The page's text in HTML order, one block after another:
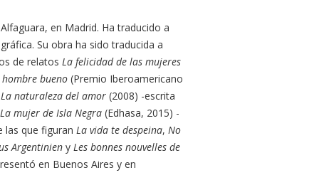
en Madrid. Ha traducido a
Su obra ha sido traducida a
de relatos La felicidad de las mujeres
bueno (Premio Iberoamericano
naturaleza del amor (2008) -escrita
mujer de Isla Negra (Edhasa, 2015) -
las que figuran La vida te despeina, No
Argentinien y Les bonnes nouvelles de
en Buenos Aires y en